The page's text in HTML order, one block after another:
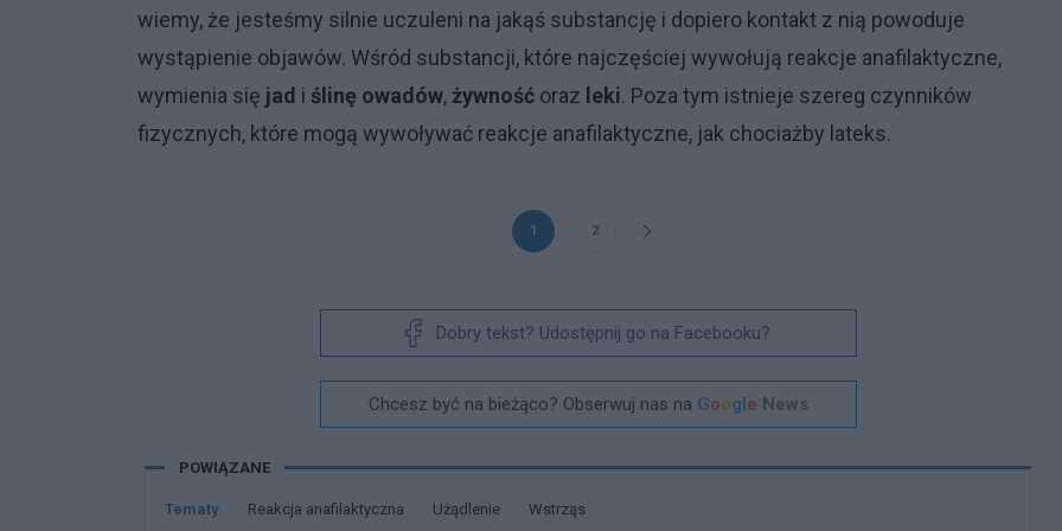
wiemy, że jesteśmy silnie uczuleni na jakąś substancję i dopiero kontakt z nią powoduje
wystąpienie objawów. Wśród substancji, które najczęściej wywołują reakcje anafilaktyczne,
wymienia się jad i ślinę owadów, żywność oraz leki. Poza tym istnieje szereg czynników
fizycznych, które mogą wywoływać reakcje anafilaktyczne, jak chociażby lateks.
1 2
Dobry tekst? Udostępnij go na Facebooku?
Chcesz być na bieżąco? Obserwuj nas na Google News
POWIĄZANE
Tematy Reakcja anafilaktyczna Użądlenie Wstrząs